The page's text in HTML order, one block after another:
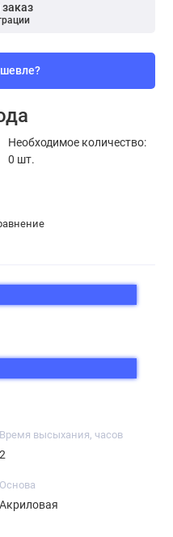
Необходимое количество:
0 шт.
Время высыхания, часов
2
Основа
Акриловая